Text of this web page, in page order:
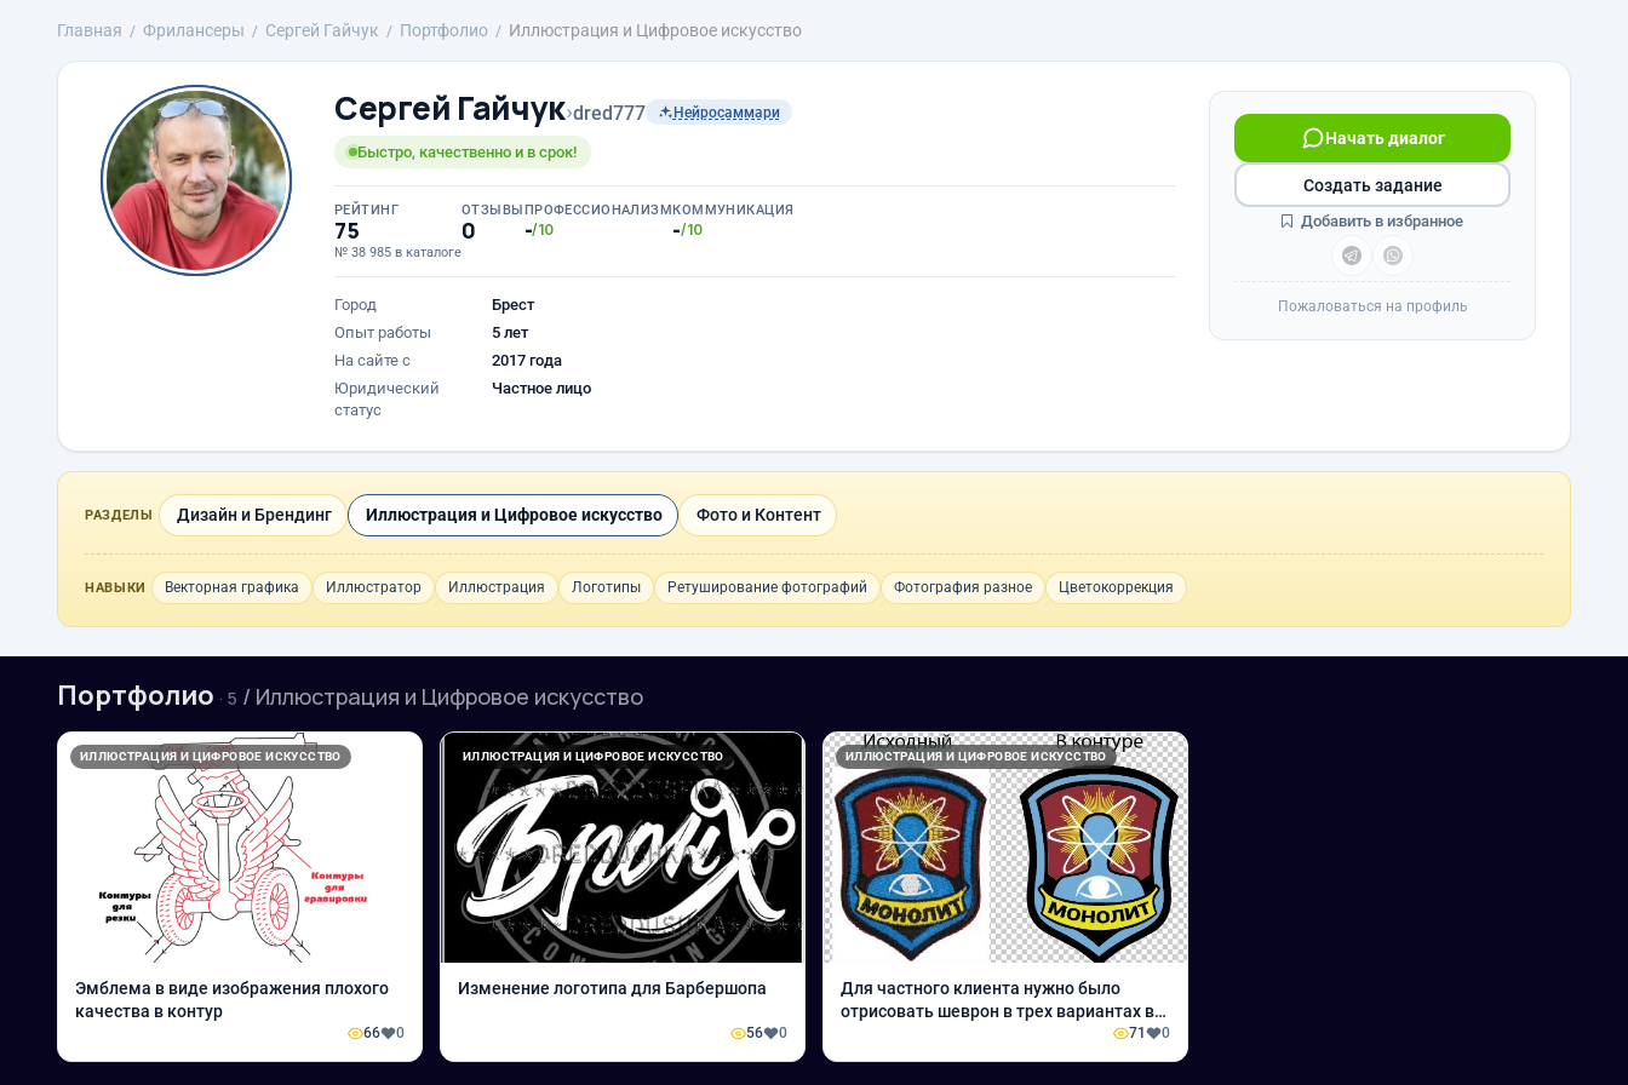
Главная Фрилансеры Сергей Гайчук Портфолио Иллюстрация и Цифровое искусство
Сергей Гайчук›dred777 Нейросаммари
Быстро, качественно и в срок!
РЕЙТИНГ
75
№ 38 985 в каталоге
ОТЗЫВЫ
0
ПРОФЕССИОНАЛИЗМ
-/10
КОММУНИКАЦИЯ
-/10
Город
Брест
Опыт работы
5 лет
На сайте с
2017 года
Юридический
статус
Частное лицо
Начать диалог
Создать задание
Добавить в избранное
Пожаловаться на профиль
РАЗДЕЛЫ Дизайн и Брендинг Иллюстрация и Цифровое искусство Фото и Контент
НАВЫКИ Векторная графика Иллюстратор Иллюстрация Логотипы Ретуширование фотографий Фотография разное Цветокоррекция
Портфолио · 5 / Иллюстрация и Цифровое искусство
ИЛЛЮСТРАЦИЯ И ЦИФРОВОЕ ИСКУССТВО
Эмблема в виде изображения плохого
качества в контур
66 0
ИЛЛЮСТРАЦИЯ И ЦИФРОВОЕ ИСКУССТВО
Изменение логотипа для Барбершопа
56 0
ИЛЛЮСТРАЦИЯ И ЦИФРОВОЕ ИСКУССТВО
Для частного клиента нужно было
отрисовать шеврон в трех вариантах в
71 0